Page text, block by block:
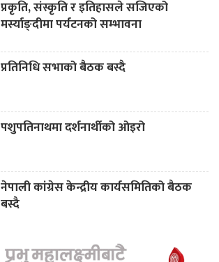
प्रकृति, संस्कृति र इतिहासले सजिएको
मर्स्याङ्दीमा पर्यटनको सम्भावना
प्रतिनिधि सभाको बैठक बस्दै
पशुपतिनाथमा दर्शनार्थीको ओइरो
नेपाली कांग्रेस केन्द्रीय कार्यसमितिको बैठक
बस्दै